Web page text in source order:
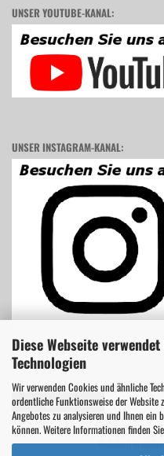
Diese Webseite
Technologien
Wir verwenden Cookies und ähnliche
ordentliche Funktionsweise der Website
Angebotes zu analysieren und Ihnen
können. Weitere Informationen finden
UNSER YOUTUBE-KANAL:
UNSER INSTAGRAM-KANAL:
Vertrag widerrufen
Webshop erstellen